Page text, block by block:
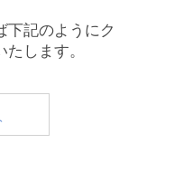
下記のようにク
します。